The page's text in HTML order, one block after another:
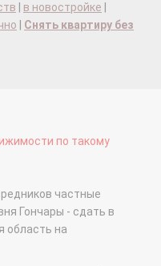
в новостройке
Снять квартиру без
по такому
частные
Гончары - сдать в
область на